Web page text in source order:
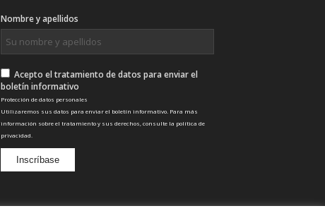
Nombre y apellidos
Acepto el tratamiento de datos para enviar el
boletín informativo
Protección de datos personales
Utilizaremos sus datos para enviar el boletín informativo. Para más
información sobre el tratamiento y sus derechos, consulte la política de
privacidad.